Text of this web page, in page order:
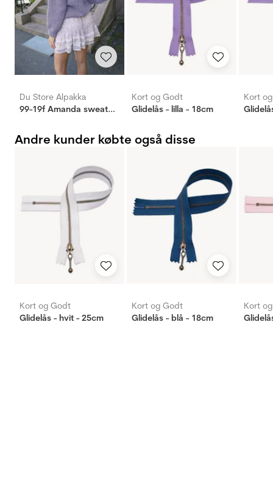
Du Store Alpakka
99-19f Amanda sweater lilla
Kort og Godt
Glidelås - lilla - 18cm
Kort
Andre kunder købte også disse
Kort og Godt
Glidelås - hvit - 25cm
Kort og Godt
Glidelås - blå - 18cm
Kort